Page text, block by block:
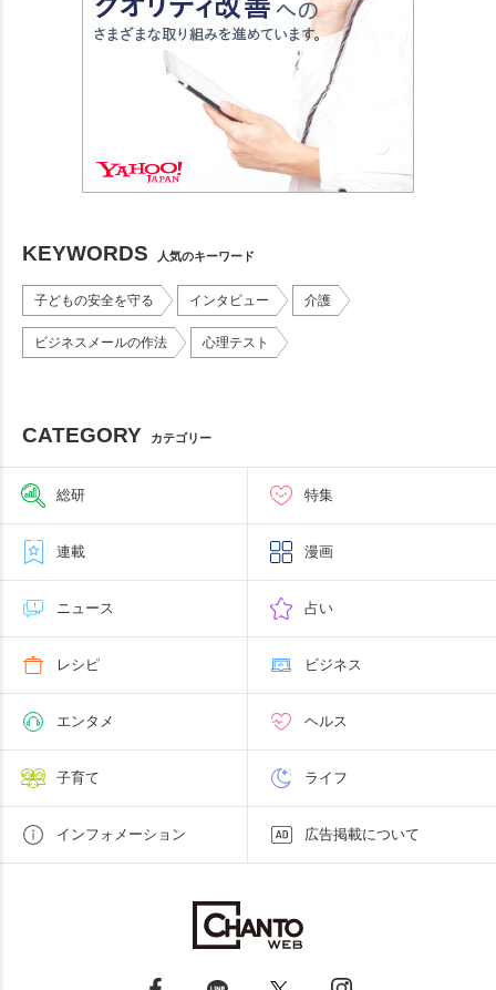
KEYWORDS 人気のキーワード
子どもの安全を守る インタビュー 介護
ビジネスメールの作法 心理テスト
CATEGORY カテゴリー
総研 特集
連載 漫画
ニュース 占い
レシピ ビジネス
エンタメ ヘルス
子育て ライフ
インフォメーション 広告掲載について